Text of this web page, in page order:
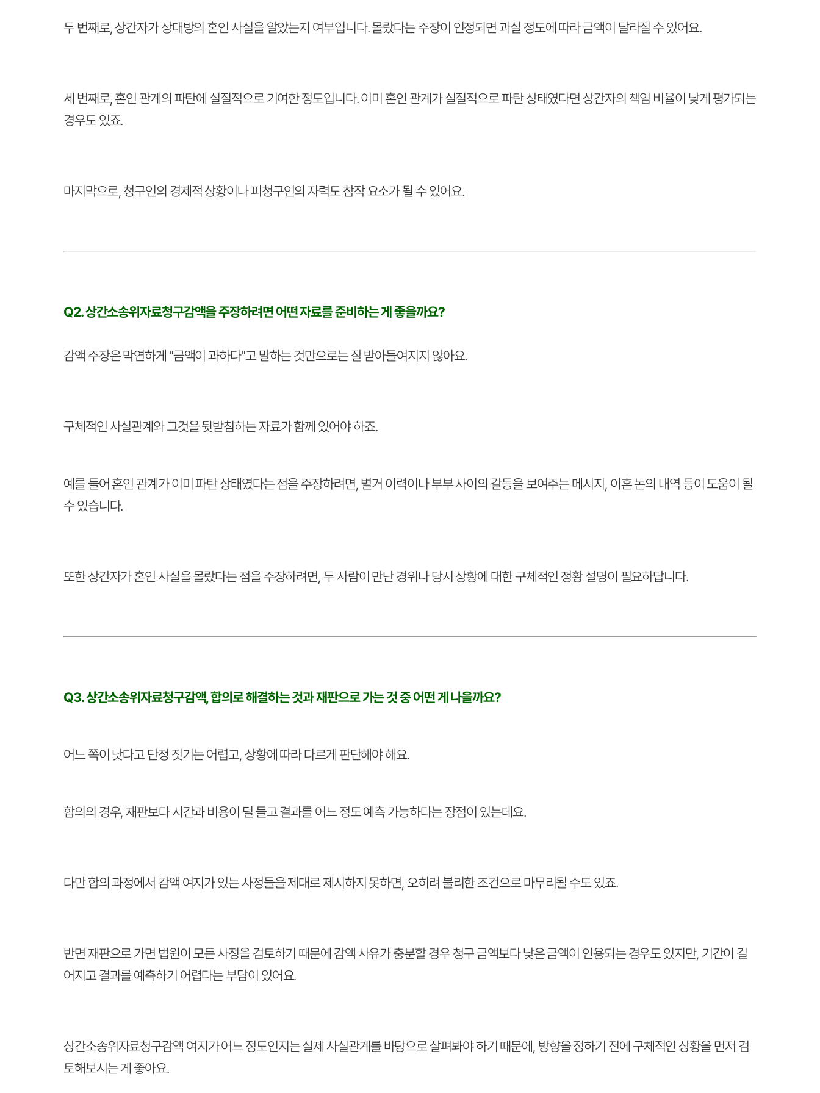
두 번째로, 상간자가 상대방의 혼인 사실을 알았는지 여부입니다. 몰랐다는 주장이 인정되면 과실 정도에 따라 금액이 달라질 수 있어요.
세 번째로, 혼인 관계의 파탄에 실질적으로 기여한 정도입니다. 이미 혼인 관계가 실질적으로 파탄 상태였다면 상간자의 책임 비율이 낮게 평가되는
경우도 있죠.
마지막으로, 청구인의 경제적 상황이나 피청구인의 자력도 참작 요소가 될 수 있어요.
Q2. 상간소송위자료청구감액을 주장하려면 어떤 자료를 준비하는 게 좋을까요?
감액 주장은 막연하게 "금액이 과하다"고 말하는 것만으로는 잘 받아들여지지 않아요.
구체적인 사실관계와 그것을 뒷받침하는 자료가 함께 있어야 하죠.
예를 들어 혼인 관계가 이미 파탄 상태였다는 점을 주장하려면, 별거 이력이나 부부 사이의 갈등을 보여주는 메시지, 이혼 논의 내역 등이 도움이 될
수 있습니다.
또한 상간자가 혼인 사실을 몰랐다는 점을 주장하려면, 두 사람이 만난 경위나 당시 상황에 대한 구체적인 정황 설명이 필요하답니다.
Q3. 상간소송위자료청구감액, 합의로 해결하는 것과 재판으로 가는 것 중 어떤 게 나을까요?
어느 쪽이 낫다고 단정 짓기는 어렵고, 상황에 따라 다르게 판단해야 해요.
합의의 경우, 재판보다 시간과 비용이 덜 들고 결과를 어느 정도 예측 가능하다는 장점이 있는데요.
다만 합의 과정에서 감액 여지가 있는 사정들을 제대로 제시하지 못하면, 오히려 불리한 조건으로 마무리될 수도 있죠.
반면 재판으로 가면 법원이 모든 사정을 검토하기 때문에 감액 사유가 충분할 경우 청구 금액보다 낮은 금액이 인용되는 경우도 있지만, 기간이 길
어지고 결과를 예측하기 어렵다는 부담이 있어요.
상간소송위자료청구감액 여지가 어느 정도인지는 실제 사실관계를 바탕으로 살펴봐야 하기 때문에, 방향을 정하기 전에 구체적인 상황을 먼저 검
토해보시는 게 좋아요.